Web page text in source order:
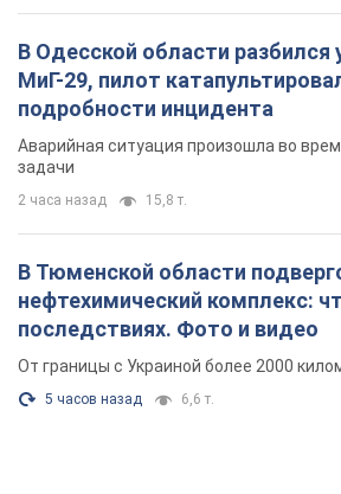
В Одесской области разбился
МиГ-29, пилот
подробности инцидента
Аварийная ситуация произошла во
задачи
2 часа назад 15,8 т.
В Тюменской области
нефтехимический комплекс:
последствиях. Фото и видео
От границы с Украиной более 2000
5 часов назад 6,6 т.